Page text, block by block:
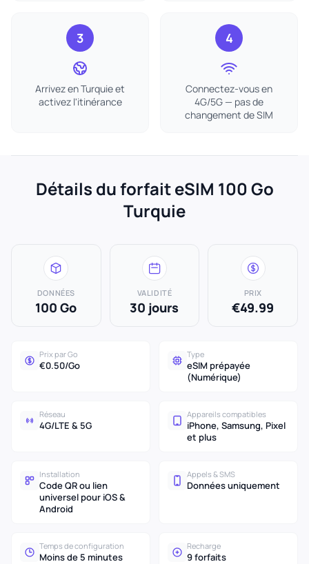
3
Arrivez en Turquie et
activez l'itinérance
4
Connectez-vous en
4G/5G — pas de
changement de SIM
Détails du forfait eSIM 100 Go
Turquie
DONNÉES
100 Go
VALIDITÉ
30 jours
PRIX
€49.99
Prix par Go
€0.50/Go
Type
eSIM prépayée
(Numérique)
Réseau
4G/LTE & 5G
Appareils compatibles
iPhone, Samsung, Pixel
et plus
Installation
Code QR ou lien
universel pour iOS &
Android
Appels & SMS
Données uniquement
Temps de configuration
Moins de 5 minutes
Recharge
9 forfaits